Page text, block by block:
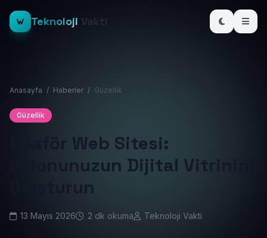
Teknoloji Vakti
Anasayfa / Haberler / Güzellik
Güzellik
Kuaför Web Sitesi:
Salonunuzun Dijital Vitrinini
Oluşturun
13 Mayıs 2026 2 dk okuma Teknoloji Vakti